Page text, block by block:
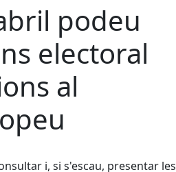
podeu
electoral
al
i, si s'escau, presentar les